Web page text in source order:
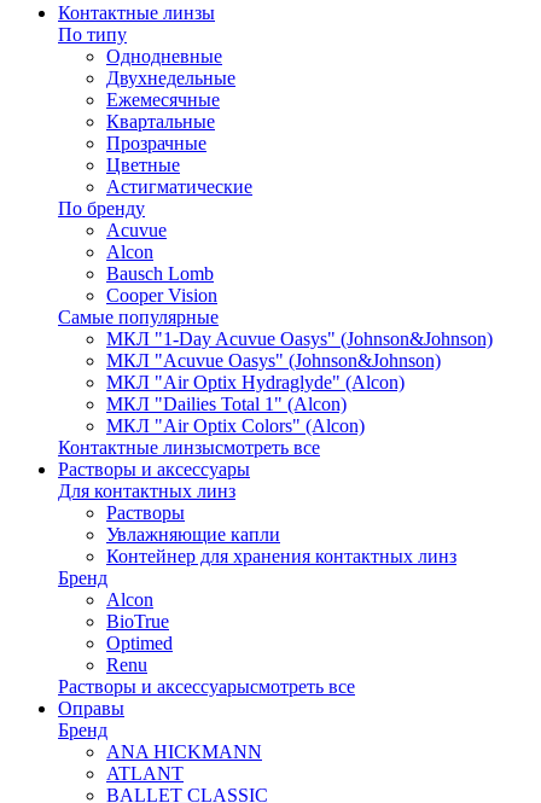
Контактные линзы
По типу
Однодневные
Двухнедельные
Ежемесячные
Квартальные
Прозрачные
Цветные
Астигматические
По бренду
Acuvue
Alcon
Bausch Lomb
Cooper Vision
Самые популярные
МКЛ "1-Day Acuvue Oasys" (Johnson&Johnson)
МКЛ "Acuvue Oasys" (Johnson&Johnson)
МКЛ "Air Optix Hydraglyde" (Alcon)
МКЛ "Dailies Total 1" (Alcon)
МКЛ "Air Optix Colors" (Alcon)
Контактные линзысмотреть все
Растворы и аксессуары
Для контактных линз
Растворы
Увлажняющие капли
Контейнер для хранения контактных линз
Бренд
Alcon
BioTrue
Optimed
Renu
Растворы и аксессуарысмотреть все
Оправы
Бренд
ANA HICKMANN
ATLANT
BALLET CLASSIC